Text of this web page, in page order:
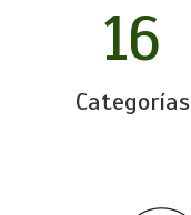
16
Categorías